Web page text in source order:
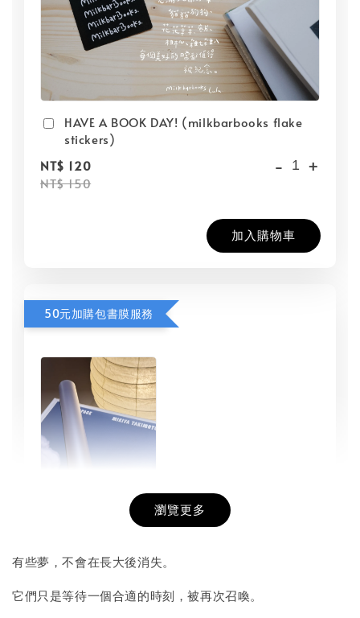
HAVE A BOOK DAY! (milkbarbooks flake
stickers)
NT$ 120
NT$ 150
- +
加入購物車
50元加購包書膜服務
書本包膜服務
NT$ 50
- +
瀏覽更多
有些夢，不會在長大後消失。
它們只是等待一個合適的時刻，被再次召喚。